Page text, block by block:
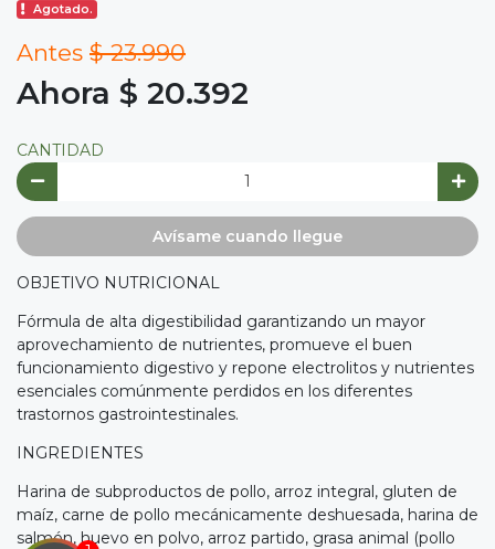
Agotado.
Antes $ 23.990
Ahora $ 20.392
CANTIDAD
Avísame cuando llegue
OBJETIVO NUTRICIONAL
Fórmula de alta digestibilidad garantizando un mayor
aprovechamiento de nutrientes, promueve el buen
funcionamiento digestivo y repone electrolitos y nutrientes
esenciales comúnmente perdidos en los diferentes
trastornos gastrointestinales.
INGREDIENTES
Harina de subproductos de pollo, arroz integral, gluten de
maíz, carne de pollo mecánicamente deshuesada, harina de
salmón, huevo en polvo, arroz partido, grasa animal (pollo